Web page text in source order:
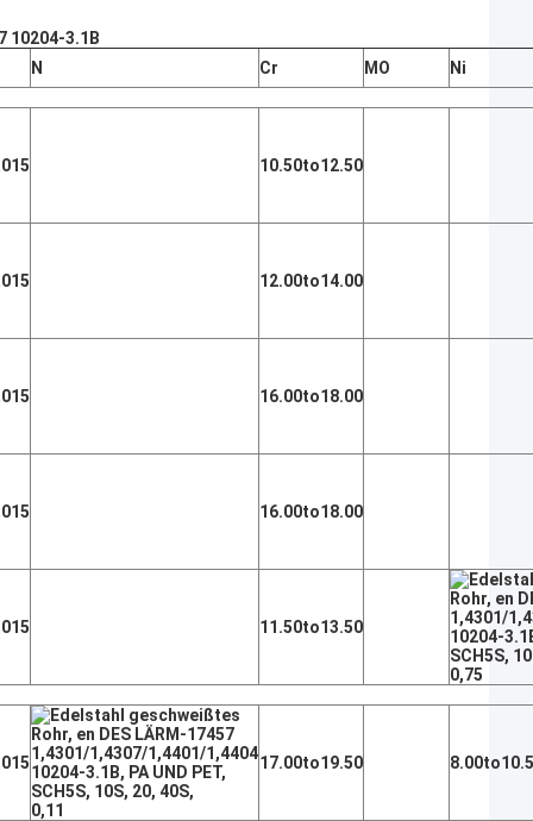
10204-3.1B
N Cr MO
Ni
10.50to12.50
12.00to14.00
16.00to18.00
16.00to18.00
11.50to13.50
0,75
0,11
17.00to19.50